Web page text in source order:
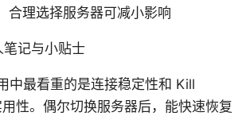
合理选择服务器可减小影响
记与小贴士
中最看重的是连接稳定性和 Kill
性。偶尔切换服务器后，能快速恢复